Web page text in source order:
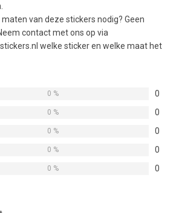
van deze stickers nodig? Geen
contact met ons op via
welke sticker en welke maat het
0
0 %
0
0 %
0
0 %
0
0 %
0
0 %